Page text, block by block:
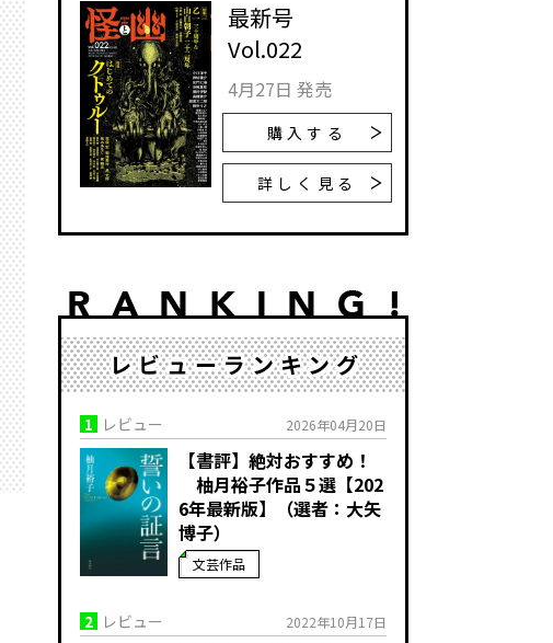
最新号
Vol.022
4月27日 発売
購入する
詳しく見る
レビューランキング
1 レビュー 2026年04月20日
【書評】絶対おすすめ！
柚月裕子作品５選【202
6年最新版】（選者：大矢
博子）
文芸作品
2 レビュー 2022年10月17日